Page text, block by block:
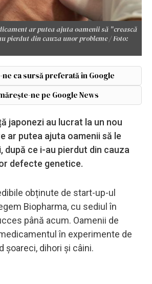
ar putea ajuta oamenii să "crească
pierdut din cauza unor probleme / Foto:
ne ca sursă preferată în Google
ne pe Google News
japonezi au lucrat la un nou
ar putea ajuta oamenii să le
după ce i-au pierdut din cauza
defecte genetice.
obținute de start-up-ul
Biopharma, cu sediul în
până acum. Oamenii de
în experimente de
șoareci, dihori și câini.